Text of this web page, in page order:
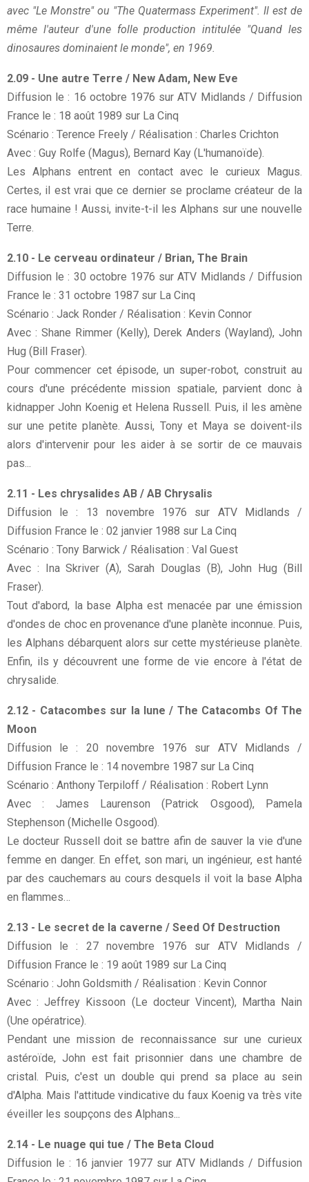
avec "Le Monstre" ou "The Quatermass Experiment". Il est de
même l'auteur d'une folle production intitulée "Quand les
dinosaures dominaient le monde", en 1969.
2.09 - Une autre Terre / New Adam, New Eve
Diffusion le : 16 octobre 1976 sur ATV Midlands / Diffusion
France le : 18 août 1989 sur La Cinq
Scénario : Terence Freely / Réalisation : Charles Crichton
Avec : Guy Rolfe (Magus), Bernard Kay (L'humanoïde).
Les Alphans entrent en contact avec le curieux Magus.
Certes, il est vrai que ce dernier se proclame créateur de la
race humaine ! Aussi, invite-t-il les Alphans sur une nouvelle
Terre.
2.10 - Le cerveau ordinateur / Brian, The Brain
Diffusion le : 30 octobre 1976 sur ATV Midlands / Diffusion
France le : 31 octobre 1987 sur La Cinq
Scénario : Jack Ronder / Réalisation : Kevin Connor
Avec : Shane Rimmer (Kelly), Derek Anders (Wayland), John
Hug (Bill Fraser).
Pour commencer cet épisode, un super-robot, construit au
cours d'une précédente mission spatiale, parvient donc à
kidnapper John Koenig et Helena Russell. Puis, il les amène
sur une petite planète. Aussi, Tony et Maya se doivent-ils
alors d'intervenir pour les aider à se sortir de ce mauvais
pas...
2.11 - Les chrysalides AB / AB Chrysalis
Diffusion le : 13 novembre 1976 sur ATV Midlands /
Diffusion France le : 02 janvier 1988 sur La Cinq
Scénario : Tony Barwick / Réalisation : Val Guest
Avec : Ina Skriver (A), Sarah Douglas (B), John Hug (Bill
Fraser).
Tout d'abord, la base Alpha est menacée par une émission
d'ondes de choc en provenance d'une planète inconnue. Puis,
les Alphans débarquent alors sur cette mystérieuse planète.
Enfin, ils y découvrent une forme de vie encore à l'état de
chrysalide.
2.12 - Catacombes sur la lune / The Catacombs Of The
Moon
Diffusion le : 20 novembre 1976 sur ATV Midlands /
Diffusion France le : 14 novembre 1987 sur La Cinq
Scénario : Anthony Terpiloff / Réalisation : Robert Lynn
Avec : James Laurenson (Patrick Osgood), Pamela
Stephenson (Michelle Osgood).
Le docteur Russell doit se battre afin de sauver la vie d'une
femme en danger. En effet, son mari, un ingénieur, est hanté
par des cauchemars au cours desquels il voit la base Alpha
en flammes…
2.13 - Le secret de la caverne / Seed Of Destruction
Diffusion le : 27 novembre 1976 sur ATV Midlands /
Diffusion France le : 19 août 1989 sur La Cinq
Scénario : John Goldsmith / Réalisation : Kevin Connor
Avec : Jeffrey Kissoon (Le docteur Vincent), Martha Nain
(Une opératrice).
Pendant une mission de reconnaissance sur une curieux
astéroïde, John est fait prisonnier dans une chambre de
cristal. Puis, c'est un double qui prend sa place au sein
d'Alpha. Mais l'attitude vindicative du faux Koenig va très vite
éveiller les soupçons des Alphans...
2.14 - Le nuage qui tue / The Beta Cloud
Diffusion le : 16 janvier 1977 sur ATV Midlands / Diffusion